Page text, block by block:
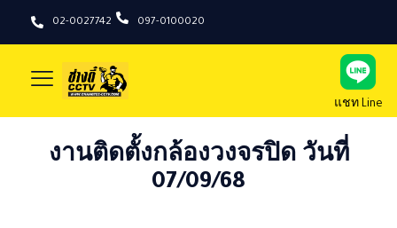
02-0027742 097-0100020
แชท Line
งานติดตั้งกล้องวงจรปิด วันที่
07/09/68